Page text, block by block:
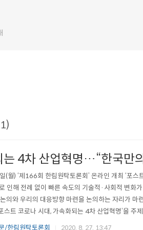
는 4차 산업혁명…“한국만
(월) ‘제166회 한림원탁토론회’ 온라인 개최 ‘포
인해 전례 없이 빠른 속도의 기술적·사회적 변화
의와 우리의 대응방향 마련을 논의하는 자리가
스트 코로나 시대, 가속화되는 4차 산업혁명’을
을 통해 온라인으로 실시간 중계됐다. 토론회에서
/한림원탁토론회 2020. 8. 27. 13:47